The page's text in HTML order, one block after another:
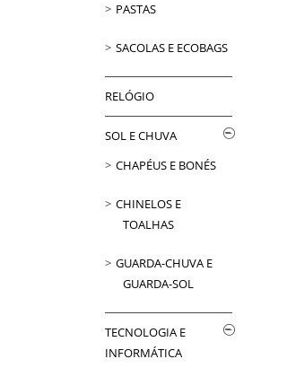
PASTAS
SACOLAS E ECOBAGS
RELÓGIO
SOL E CHUVA
CHAPÉUS E BONÉS
CHINELOS E
TOALHAS
GUARDA-CHUVA E
GUARDA-SOL
TECNOLOGIA E
INFORMÁTICA